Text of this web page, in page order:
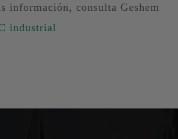
información, consulta Geshem
industrial